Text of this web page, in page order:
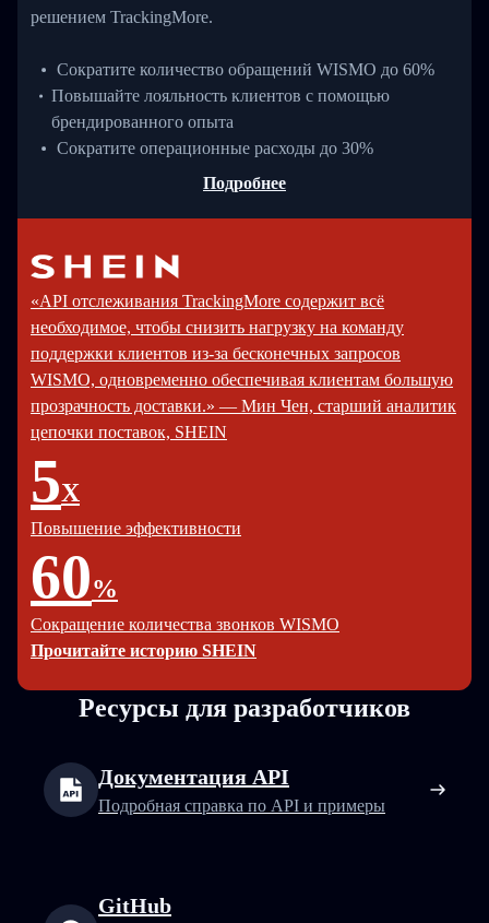
решением TrackingMore.
Сократите количество обращений WISMO до 60%
Повышайте лояльность клиентов с помощью
брендированного опыта
Сократите операционные расходы до 30%
Подробнее
«API отслеживания TrackingMore содержит всё
необходимое, чтобы снизить нагрузку на команду
поддержки клиентов из-за бесконечных запросов
WISMO, одновременно обеспечивая клиентам большую
прозрачность доставки.» — Мин Чен, старший аналитик
цепочки поставок, SHEIN
5X
Повышение эффективности
60%
Сокращение количества звонков WISMO
Прочитайте историю SHEIN
Ресурсы для разработчиков
Документация API
Подробная справка по API и примеры
GitHub